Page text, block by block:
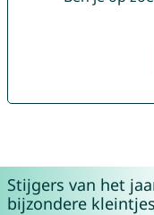
Stijgers van het
bijzondere kleintjes